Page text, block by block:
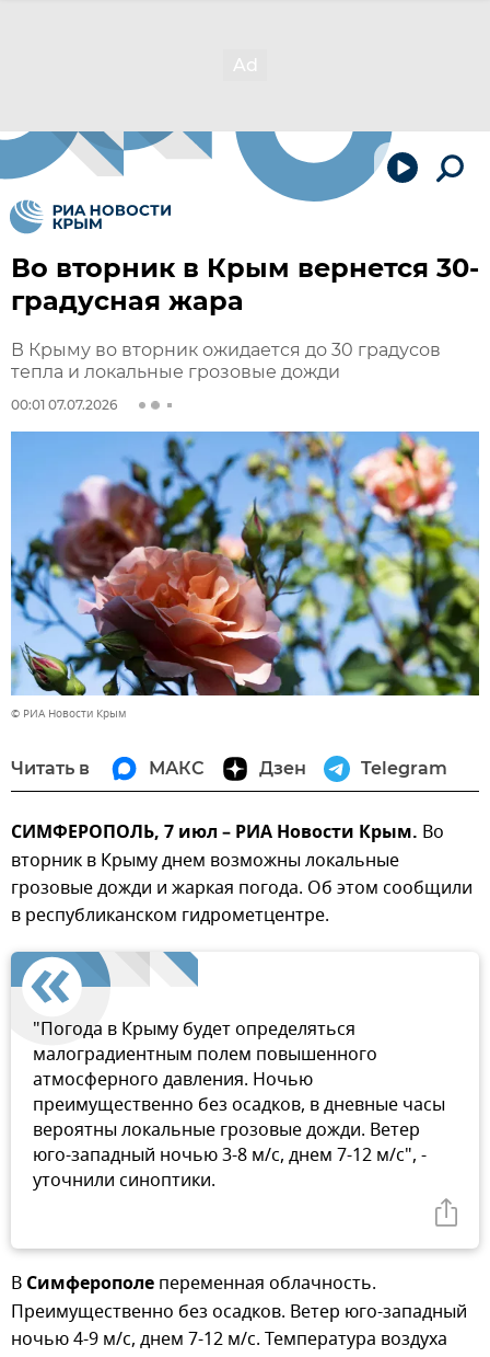
Во вторник в Крым вернется 30-
градусная жара
В Крыму во вторник ожидается до 30 градусов
тепла и локальные грозовые дожди
00:01 07.07.2026
© РИА Новости Крым
Читать в МАКС Дзен Telegram
СИМФЕРОПОЛЬ, 7 июл – РИА Новости Крым. Во
вторник в Крыму днем возможны локальные
грозовые дожди и жаркая погода. Об этом сообщили
в республиканском гидрометцентре.
"Погода в Крыму будет определяться
малоградиентным полем повышенного
атмосферного давления. Ночью
преимущественно без осадков, в дневные часы
вероятны локальные грозовые дожди. Ветер
юго-западный ночью 3-8 м/с, днем 7-12 м/с", -
уточнили синоптики.
В Симферополе переменная облачность.
Преимущественно без осадков. Ветер юго-западный
ночью 4-9 м/с, днем 7-12 м/с. Температура воздуха